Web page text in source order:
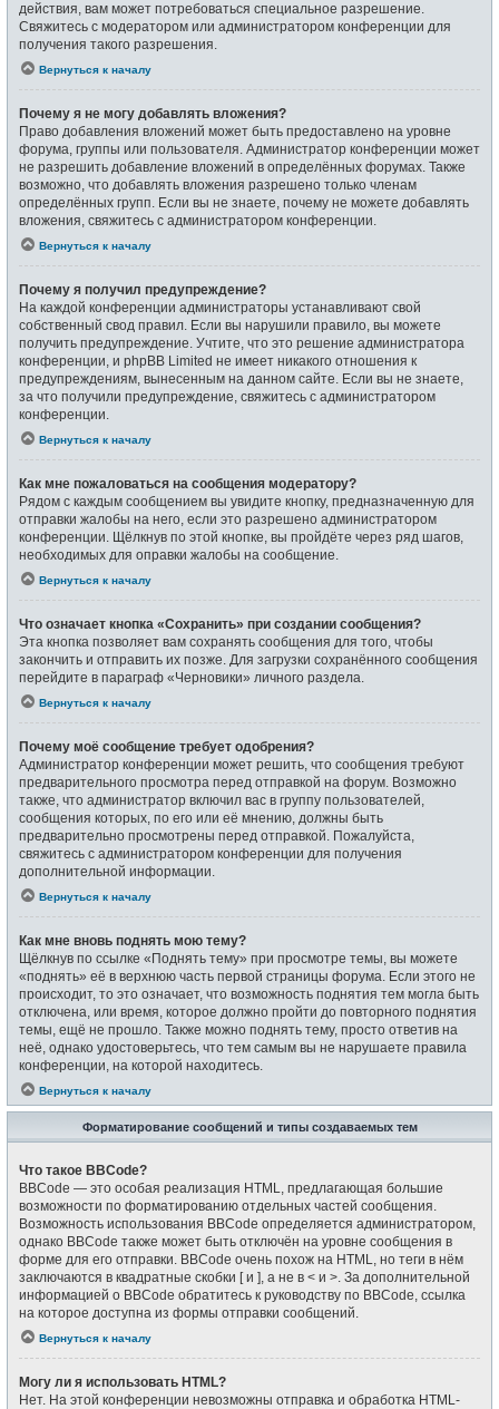
действия, вам может потребоваться специальное разрешение.
Свяжитесь с модератором или администратором конференции для
получения такого разрешения.
Вернуться к началу
Почему я не могу добавлять вложения?
Право добавления вложений может быть предоставлено на уровне
форума, группы или пользователя. Администратор конференции может
не разрешить добавление вложений в определённых форумах. Также
возможно, что добавлять вложения разрешено только членам
определённых групп. Если вы не знаете, почему не можете добавлять
вложения, свяжитесь с администратором конференции.
Вернуться к началу
Почему я получил предупреждение?
На каждой конференции администраторы устанавливают свой
собственный свод правил. Если вы нарушили правило, вы можете
получить предупреждение. Учтите, что это решение администратора
конференции, и phpBB Limited не имеет никакого отношения к
предупреждениям, вынесенным на данном сайте. Если вы не знаете,
за что получили предупреждение, свяжитесь с администратором
конференции.
Вернуться к началу
Как мне пожаловаться на сообщения модератору?
Рядом с каждым сообщением вы увидите кнопку, предназначенную для
отправки жалобы на него, если это разрешено администратором
конференции. Щёлкнув по этой кнопке, вы пройдёте через ряд шагов,
необходимых для оправки жалобы на сообщение.
Вернуться к началу
Что означает кнопка «Сохранить» при создании сообщения?
Эта кнопка позволяет вам сохранять сообщения для того, чтобы
закончить и отправить их позже. Для загрузки сохранённого сообщения
перейдите в параграф «Черновики» личного раздела.
Вернуться к началу
Почему моё сообщение требует одобрения?
Администратор конференции может решить, что сообщения требуют
предварительного просмотра перед отправкой на форум. Возможно
также, что администратор включил вас в группу пользователей,
сообщения которых, по его или её мнению, должны быть
предварительно просмотрены перед отправкой. Пожалуйста,
свяжитесь с администратором конференции для получения
дополнительной информации.
Вернуться к началу
Как мне вновь поднять мою тему?
Щёлкнув по ссылке «Поднять тему» при просмотре темы, вы можете
«поднять» её в верхнюю часть первой страницы форума. Если этого не
происходит, то это означает, что возможность поднятия тем могла быть
отключена, или время, которое должно пройти до повторного поднятия
темы, ещё не прошло. Также можно поднять тему, просто ответив на
неё, однако удостоверьтесь, что тем самым вы не нарушаете правила
конференции, на которой находитесь.
Вернуться к началу
Форматирование сообщений и типы создаваемых тем
Что такое BBCode?
BBCode — это особая реализация HTML, предлагающая большие
возможности по форматированию отдельных частей сообщения.
Возможность использования BBCode определяется администратором,
однако BBCode также может быть отключён на уровне сообщения в
форме для его отправки. BBCode очень похож на HTML, но теги в нём
заключаются в квадратные скобки [ и ], а не в < и >. За дополнительной
информацией о BBCode обратитесь к руководству по BBCode, ссылка
на которое доступна из формы отправки сообщений.
Вернуться к началу
Могу ли я использовать HTML?
Нет. На этой конференции невозможны отправка и обработка HTML-